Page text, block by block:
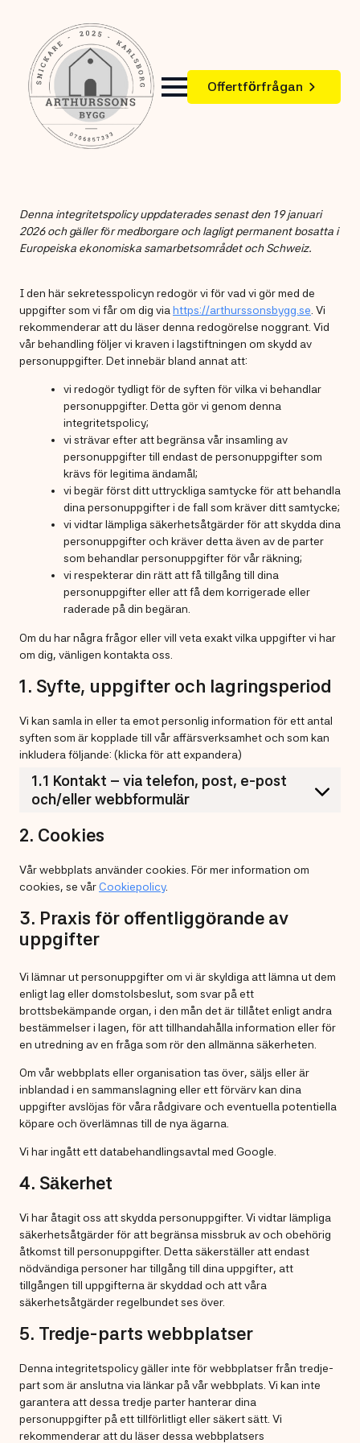
Offertförfrågan
Denna integritetspolicy uppdaterades senast den 19 januari
2026 och gäller för medborgare och lagligt permanent bosatta i
Europeiska ekonomiska samarbetsområdet och Schweiz.
I den här sekretesspolicyn redogör vi för vad vi gör med de
uppgifter som vi får om dig via https://arthurssonsbygg.se . Vi
rekommenderar att du läser denna redogörelse noggrant. Vid
vår behandling följer vi kraven i lagstiftningen om skydd av
personuppgifter. Det innebär bland annat att:
vi redogör tydligt för de syften för vilka vi behandlar
personuppgifter. Detta gör vi genom denna
integritetspolicy;
vi strävar efter att begränsa vår insamling av
personuppgifter till endast de personuppgifter som
krävs för legitima ändamål;
vi begär först ditt uttryckliga samtycke för att behandla
dina personuppgifter i de fall som kräver ditt samtycke;
vi vidtar lämpliga säkerhetsåtgärder för att skydda dina
personuppgifter och kräver detta även av de parter
som behandlar personuppgifter för vår räkning;
vi respekterar din rätt att få tillgång till dina
personuppgifter eller att få dem korrigerade eller
raderade på din begäran.
Om du har några frågor eller vill veta exakt vilka uppgifter vi har
om dig, vänligen kontakta oss.
1. Syfte, uppgifter och lagringsperiod
Vi kan samla in eller ta emot personlig information för ett antal
syften som är kopplade till vår affärsverksamhet och som kan
inkludera följande: (klicka för att expandera)
1.1 Kontakt – via telefon, post, e-post
och/eller webbformulär
2. Cookies
Vår webbplats använder cookies. För mer information om
cookies, se vårCookiepolicy.
3. Praxis för offentliggörande av
uppgifter
Vi lämnar ut personuppgifter om vi är skyldiga att lämna ut dem
enligt lag eller domstolsbeslut, som svar på ett
brottsbekämpande organ, i den mån det är tillåtet enligt andra
bestämmelser i lagen, för att tillhandahålla information eller för
en utredning av en fråga som rör den allmänna säkerheten.
Om vår webbplats eller organisation tas över, säljs eller är
inblandad i en sammanslagning eller ett förvärv kan dina
uppgifter avslöjas för våra rådgivare och eventuella potentiella
köpare och överlämnas till de nya ägarna.
Vi har ingått ett databehandlingsavtal med Google.
4. Säkerhet
Vi har åtagit oss att skydda personuppgifter. Vi vidtar lämpliga
säkerhetsåtgärder för att begränsa missbruk av och obehörig
åtkomst till personuppgifter. Detta säkerställer att endast
nödvändiga personer har tillgång till dina uppgifter, att
tillgången till uppgifterna är skyddad och att våra
säkerhetsåtgärder regelbundet ses över.
5. Tredje-parts webbplatser
Denna integritetspolicy gäller inte för webbplatser från tredje-
part som är anslutna via länkar på vår webbplats. Vi kan inte
garantera att dessa tredje parter hanterar dina
personuppgifter på ett tillförlitligt eller säkert sätt. Vi
rekommenderar att du läser dessa webbplatsers